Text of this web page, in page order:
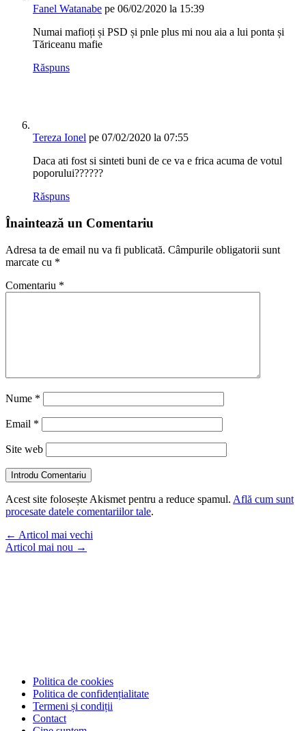
Fanel Watanabe pe 06/02/2020 la 15:39
Numai mafioți și PSD și pnle plus mi nou aia a lui ponta și
Tăriceanu mafie
Răspuns
Tereza Ionel pe 07/02/2020 la 07:55
Daca ati fost si sinteti buni de ce va e frica acuma de votul
poporului??????
Răspuns
Înaintează un Comentariu
Adresa ta de email nu va fi publicată. Câmpurile obligatorii sunt
marcate cu *
Comentariu *
Nume *
Email *
Site web
Introdu Comentariu
Acest site folosește Akismet pentru a reduce spamul. Află cum sunt
procesate datele comentariilor tale.
← Articol mai vechi
Articol mai nou →
Politica de cookies
Politica de confidențialitate
Termeni și condiții
Contact